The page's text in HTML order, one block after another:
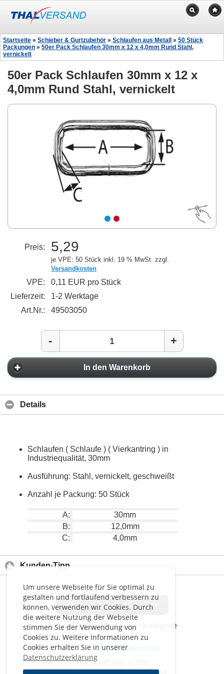
Um unsere Webseite für Sie optimal zu
gestalten und fortlaufend verbessern zu
können, verwenden wir Cookies. Durch
die weitere Nutzung der Webseite
stimmen Sie der Verwendung von
Cookies zu. Weitere Informationen zu
Cookies erhalten Sie in unserer
Datenschutzerklärung
Startseite » Schieber & Gurtzubehör » Schlaufen aus Metall » 50 Stück
Packungen » 50er Pack Schlaufen 30mm x 12 x 4,0mm Rund Stahl,
vernickelt
50er Pack Schlaufen 30mm x 12 x
4,0mm Rund Stahl, vernickelt
Preis: 5,29
je VPE: 50 Stück inkl. 19 % MwSt. zzgl.
Versandkosten
VPE:
0,11 EUR pro Stück
Lieferzeit:
1-2 Werktage
Art.Nr.:
49503050
- +
In den Warenkorb
Details
Schlaufen ( Schlaufe ) ( Vierkantring ) in
Industriequalität, 30mm
Ausführung: Stahl, vernickelt, geschweißt
Anzahl je Packung: 50 Stück
A:
30mm
B:
12,0mm
C:
4,0mm
Kunden-Tipp
<< < > >>
Artikel10 von 29in dieser Kategorie
Impressum-AGB-Datenschutz
THAL VERSAND © 2026